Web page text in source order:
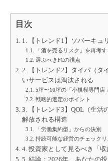
目次
1. 【トレンド1】ソバーキュ
「酒を売るリスク」を再考す
選ぶべきFCの視点
2. 【トレンド2】タイパ（タ
いサービスは淘汰される
5坪〜10坪の「小規模専門店
戦略的選定のポイント
3. 【トレンド3】QOL（生活
解放される構造
「労働集約型」からの決別
持続可能な経営のチェックリ
4. 投資家として見るべき「
5. 結論：2026年、あなたの